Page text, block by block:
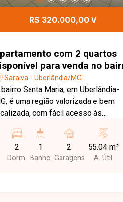
R$ 320.000,00 V
com 2 quartos
para venda no
Maria em Uberlândia-
Saraiva - Uberlândia/MG
bairro Santa Maria, em Uberlândia-
é uma região valorizada e bem
com fácil acesso às
supermercados, escolas, farmácias,
e diversos comércios,
praticidade, conforto e
2
Dorm.
1
Banho
2
Garagens
55.04 m²
A. Útil